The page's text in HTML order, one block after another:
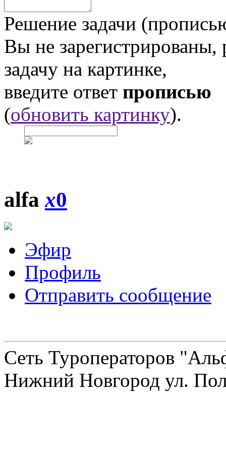
Решение задачи
Вы не
задачу на картинке,
введите ответ прописью
(обновить картинку).
alfax0
Эфир
Профиль
Отправить сообщение
Сеть Туроператоров
Нижний Новгород ул.